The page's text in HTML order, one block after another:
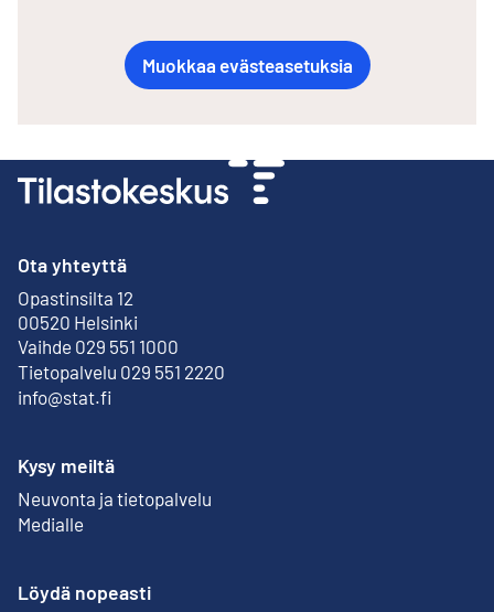
Muokkaa evästeasetuksia
Ota yhteyttä
Opastinsilta 12
00520 Helsinki
Ulkoinen linkki
Vaihde 029 551 1000
Tietopalvelu 029 551 2220
info@stat.fi
Kysy meiltä
Neuvonta ja tietopalvelu
Medialle
Löydä nopeasti